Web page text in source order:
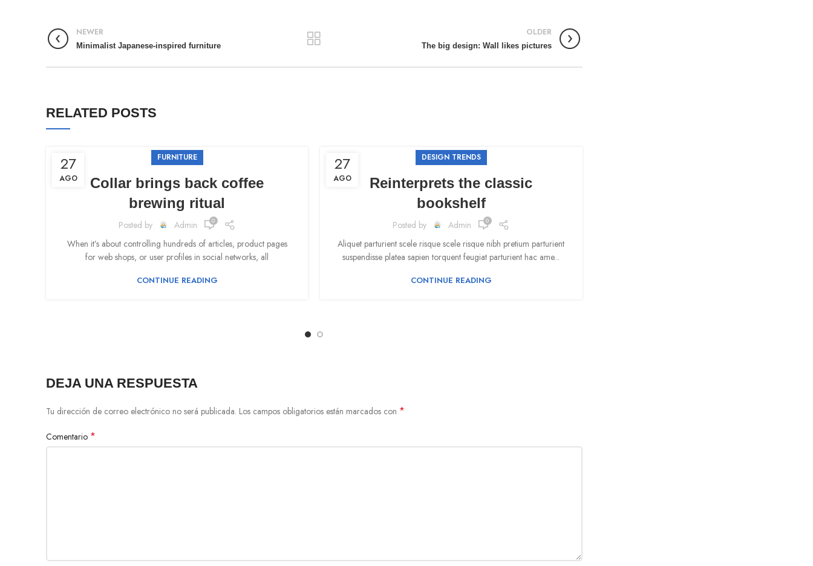
NEWER
Minimalist Japanese-inspired furniture
OLDER
The big design: Wall likes pictures
RELATED POSTS
27
AGO
FURNITURE
Collar brings back coffee
brewing ritual
Posted by Admin 0
When it’s about controlling hundreds of articles, product pages
for web shops, or user profiles in social networks, all
CONTINUE READING
27
AGO
DESIGN TRENDS
Reinterprets the classic
bookshelf
Posted by Admin 0
Aliquet parturient scele risque scele risque nibh pretium parturient
suspendisse platea sapien torquent feugiat parturient hac ame...
CONTINUE READING
DEJA UNA RESPUESTA
Tu dirección de correo electrónico no será publicada. Los campos obligatorios están marcados con *
Comentario *